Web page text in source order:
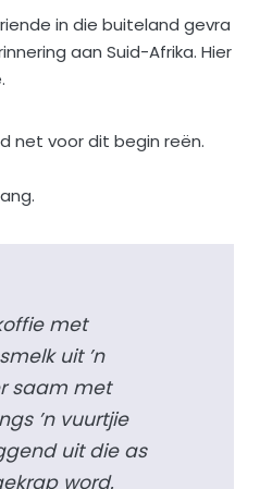
in die buiteland gevra
aan Suid-Afrika. Hier
net voor dit begin reën.
met
uit ’n
saam met
’n vuurtjie
uit die as
word.